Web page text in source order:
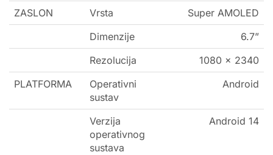
ZASLON
Vrsta
Super AMOLED
Dimenzije
6.7”
Rezolucija
1080 x 2340
PLATFORMA
Operativni
sustav
Android
Verzija
operativnog
sustava
Android 14